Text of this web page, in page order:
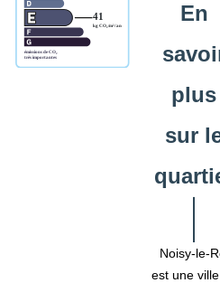
En
plus
sur
Noisy-le-
est une